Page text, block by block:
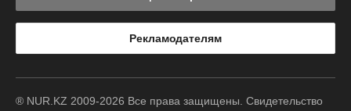
Рекламодателям
® NUR.KZ 2009-2026 Все права защищены. Свидетельство